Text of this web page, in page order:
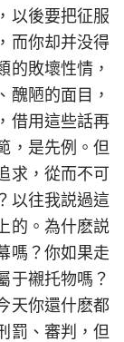
以後要把征服
而你却并没得
的敗壞性情，
醜陋的面目，
借用這些話再
，是先例。但
求，從而不可
以往我説過這
的。為什麽説
嗎？你如果走
于襯托物嗎？
天你還什麽都
罰、審判，但